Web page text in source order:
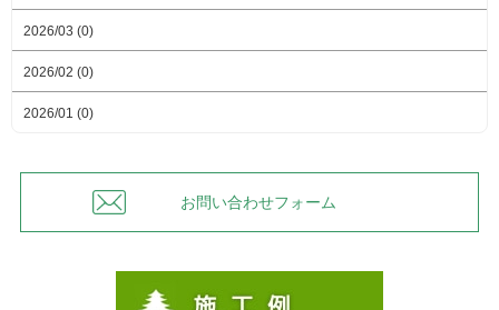
2026/03 (0)
2026/02 (0)
2026/01 (0)
お問い合わせフォーム